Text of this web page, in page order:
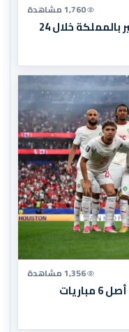
1,760 مشاهدة
في عز الصيف.. مقاييس أمطار الخير بالمملكة خلال 24
1,356 مشاهدة
مرة أخرى.. "الأسود" يلعبون 5 من أصل 6 مباريات